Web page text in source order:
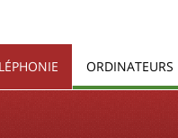
ORDINATEURS